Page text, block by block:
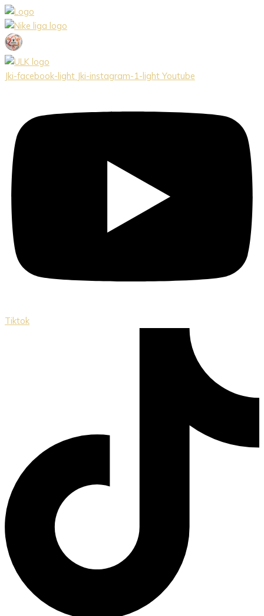
Preskočiť
na
obsah
Jki-facebook-light Jki-instagram-1-light Youtube
Tiktok